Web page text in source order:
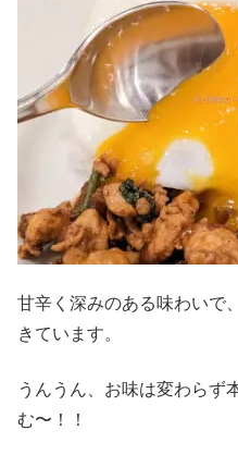
甘辛く深みのある味わいで
きています。
うんうん、お味は変わらず
む〜！！